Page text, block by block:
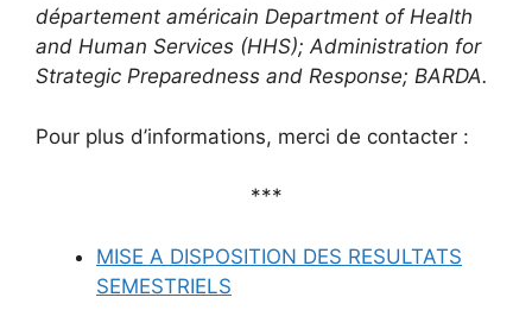
département américain Department of Health
and Human Services (HHS); Administration for
Strategic Preparedness and Response; BARDA.
Pour plus d’informations, merci de contacter :
***
MISE A DISPOSITION DES RESULTATS
SEMESTRIELS